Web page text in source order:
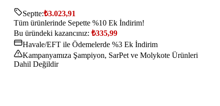
Septte:₺3.023,91
Tüm ürünlerinde Sepette %10 Ek İndirim!
Bu üründeki kazancınız: ₺335,99
Havale/EFT ile Ödemelerde %3 Ek İndirim
Kampanyamıza Şampiyon, SarPet ve Molykote Ürünleri
Dahil Değildir